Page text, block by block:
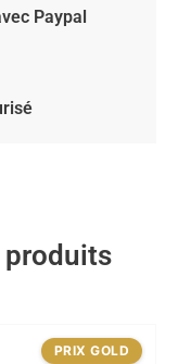
Paypal
produits
PRIX GOLD